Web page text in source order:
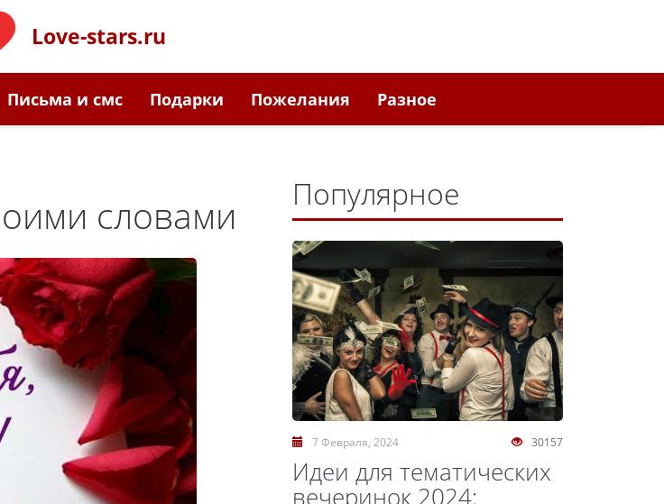
Love-stars.ru
Письма и смс Подарки Пожелания Разное
словами Популярное
30157
7 Февраля, 2024
Идеи для тематических
вечеринок 2024: